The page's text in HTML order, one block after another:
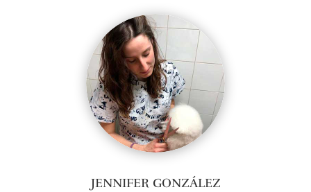
JENNIFER GONZÁLEZ